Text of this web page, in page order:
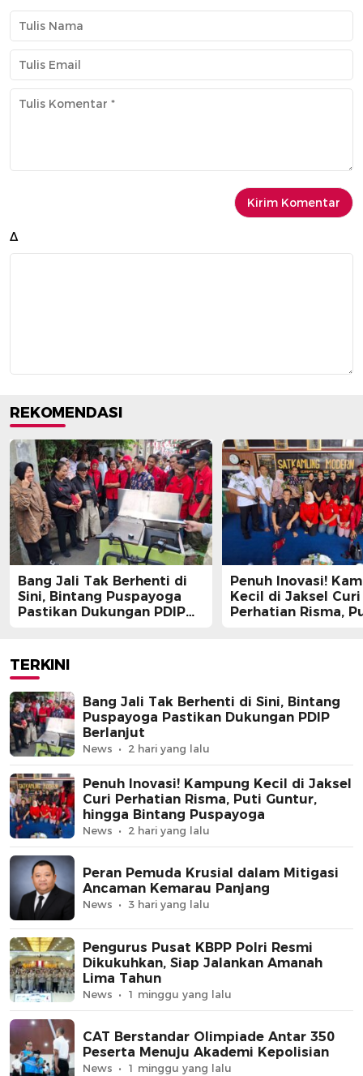
Δ
REKOMENDASI
Bang Jali Tak Berhenti di
Sini, Bintang Puspayoga
Pastikan Dukungan PDIP
Penuh Inovasi!
Kecil di Jaksel Curi
Perhatian Risma,
TERKINI
Bang Jali Tak Berhenti di Sini, Bintang
Puspayoga Pastikan Dukungan PDIP
Berlanjut
News 2 hari yang lalu
Penuh Inovasi! Kampung Kecil di Jaksel
Curi Perhatian Risma, Puti Guntur,
hingga Bintang Puspayoga
News 2 hari yang lalu
Peran Pemuda Krusial dalam Mitigasi
Ancaman Kemarau Panjang
News 3 hari yang lalu
Pengurus Pusat KBPP Polri Resmi
Dikukuhkan, Siap Jalankan Amanah
Lima Tahun
News 1 minggu yang lalu
CAT Berstandar Olimpiade Antar 350
Peserta Menuju Akademi Kepolisian
News 1 minggu yang lalu